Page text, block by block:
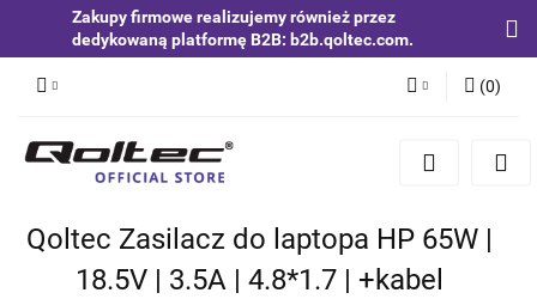
Zakupy firmowe realizujemy również przez
dedykowaną platformę B2B: b2b.qoltec.com.
Zaloguj się
Zgody cookies
(0)
Qoltec Zasilacz do laptopa HP 65W |
18.5V | 3.5A | 4.8*1.7 | +kabel